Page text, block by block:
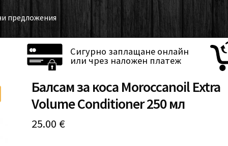
предложения
Сигурно заплащане онлайн
или чрез наложен платеж
Балсам за коса Moroccanoil Extra
Volume Conditioner 250 мл
25.00 €